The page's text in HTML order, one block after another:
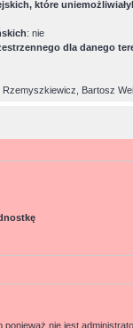
które
: nie
dla danego
Rzemyszkiewicz, Bartosz
nie jest